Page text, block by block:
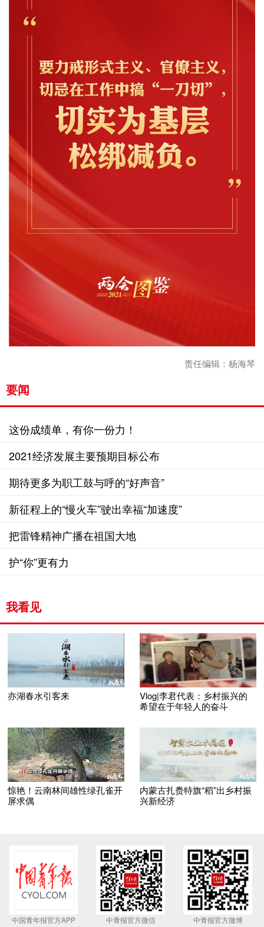
责任编辑：杨海琴
要闻
这份成绩单，有你一份力！
2021经济发展主要预期目标公布
期待更多为职工鼓与呼的“好声音”
新征程上的“慢火车”驶出幸福“加速度”
把雷锋精神广播在祖国大地
护“你”更有力
我看见
亦湖春水引客来
Vlog|李君代表：乡村振兴的
希望在于年轻人的奋斗
惊艳！云南林间雄性绿孔雀开
屏求偶
内蒙古扎赉特旗“稻”出乡村振
兴新经济
中国青年报官方APP 中青报官方微信 中青报官方微博